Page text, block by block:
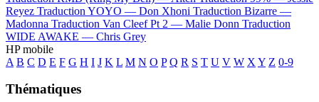
Reyez Traduction YOYO — Don Xhoni Traduction Bizarre —
Madonna Traduction Van Cleef Pt 2 — Malie Donn Traduction
WIDE AWAKE — Chris Grey
HP mobile
A B C D E F G H I J K L M N O P Q R S T U V W X Y Z 0-9
Thématiques